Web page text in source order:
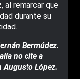
al remarcar que
durante su
Bermúdez.
no cite a
Augusto López.